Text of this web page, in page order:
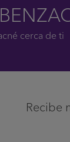
cerca de ti
Recibe